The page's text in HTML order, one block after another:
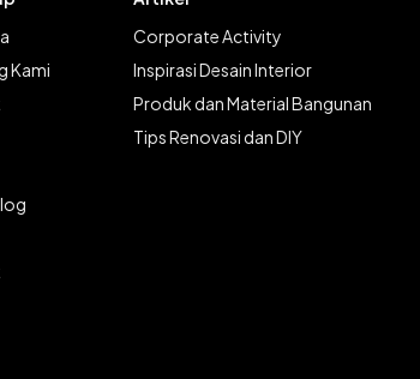
Kami
Corporate Activity
Inspirasi Desain Interior
Produk dan Material Bangunan
Tips Renovasi dan DIY